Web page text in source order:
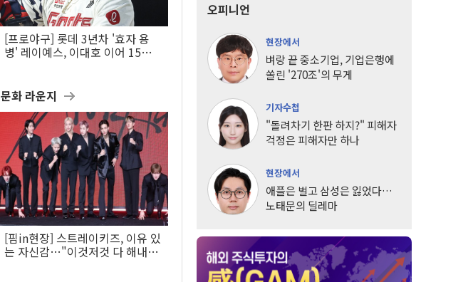
[프로야구] 롯데 3년차 '효자 용
병' 레이예스, 이대호 이어 15년
문화 라운지
[핌in현장] 스트레이키즈, 이유 있
는 자신감…"이것저것 다 해내는
오피니언
현장에서
벼랑 끝 중소기업, 기업은행에
쏠린 '270조'의 무게
기자수첩
"돌려차기 한판 하지?" 피해자
걱정은 피해자만 하나
현장에서
애플은 벌고 삼성은 잃었다…
노태문의 딜레마